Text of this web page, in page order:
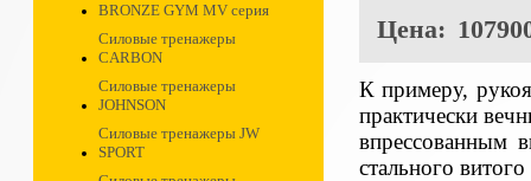
BRONZE GYM MV серия
Силовые тренажеры
CARBON
Силовые тренажеры
JOHNSON
Силовые тренажеры JW
SPORT
Цена:
К примеру,
практически
впрессованным
стального